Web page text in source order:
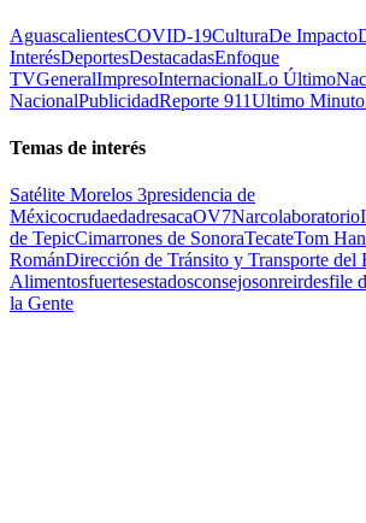
AguascalientesCOVID-19CulturaDe Impacto
InterésDeportesDestacadasEnfoque
TVGeneralImpresoInternacionalLo Último
NacionalPublicidadReporte 911Ultimo Minuto
Temas de interés
Satélite Morelos 3presidencia de
MéxicocrudaedadresacaOV7Narcolaboratorio
de TepicCimarrones de SonoraTecateTom
RománDirección de Tránsito y Transporte del
Alimentosfuertesestadosconsejosonreirdesfile
la Gente